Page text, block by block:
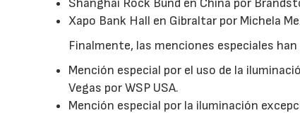
Shanghai Rock Bund en China por
Xapo Bank Hall en Gibraltar por Michela
Finalmente, las menciones especiales han
Mención especial por el uso de la
Vegas por WSP USA.
Mención especial por la iluminación